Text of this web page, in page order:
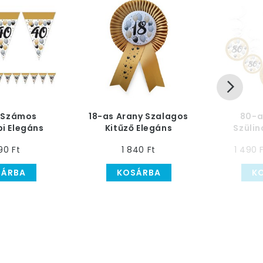
Elegáns
- 5 m
Ft
18-as Arany Szalagos
Kitűző Elegáns
1 840 Ft
KOSÁRBA
80-
Függő
1 490